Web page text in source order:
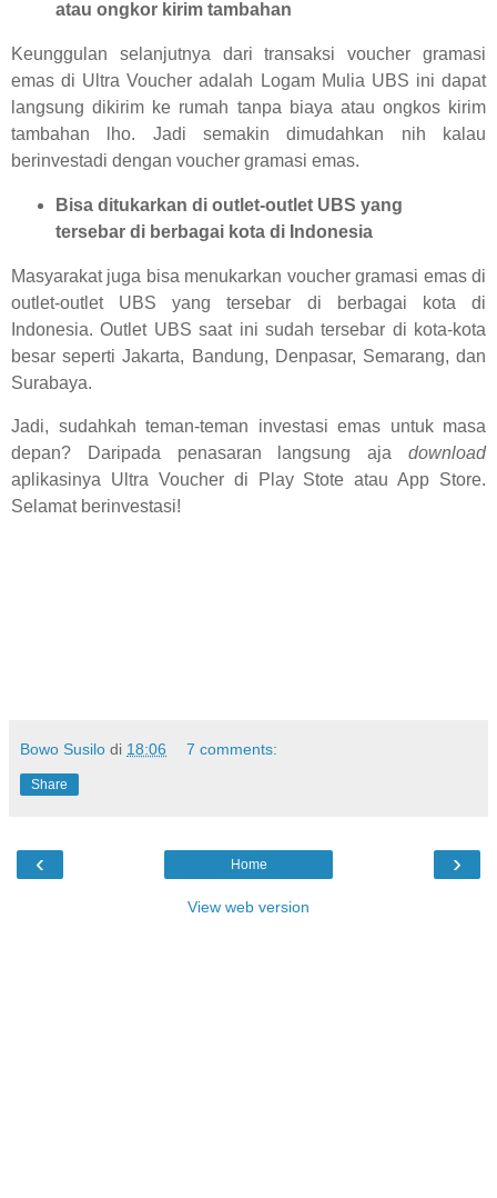
atau ongkor kirim tambahan
Keunggulan selanjutnya dari transaksi voucher gramasi
emas di Ultra Voucher adalah Logam Mulia UBS ini dapat
langsung dikirim ke rumah tanpa biaya atau ongkos kirim
tambahan lho. Jadi semakin dimudahkan nih kalau
berinvestadi dengan voucher gramasi emas.
Bisa ditukarkan di outlet-outlet UBS yang
tersebar di berbagai kota di Indonesia
Masyarakat juga bisa menukarkan voucher gramasi emas di
outlet-outlet UBS yang tersebar di berbagai kota di
Indonesia. Outlet UBS saat ini sudah tersebar di kota-kota
besar seperti Jakarta, Bandung, Denpasar, Semarang, dan
Surabaya.
Jadi, sudahkah teman-teman investasi emas untuk masa
depan? Daripada penasaran langsung aja download
aplikasinya Ultra Voucher di Play Stote atau App Store.
Selamat berinvestasi!
Bowo Susilo di 18:06 7 comments:
Share
‹ ›
Home
View web version